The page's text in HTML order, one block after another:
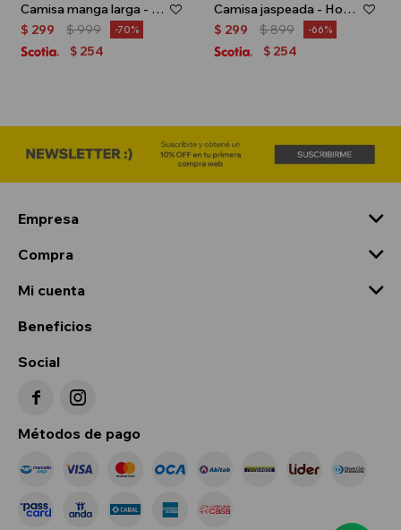
Camisa manga larga - Gris oscuro
$ 299 $999 70
$ 254
Camisa jaspeada - Hombre - Verde ingles
$ 299 $899 66
$ 254
Empresa
Compra
Mi cuenta
Beneficios
Social
 
Métodos de pago